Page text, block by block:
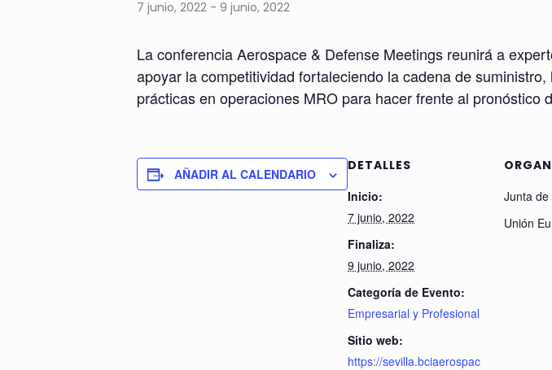
7 junio, 2022 - 9 junio, 2022
La conferencia Aerospace & Defense Meetings reunirá a
apoyar la competitividad fortaleciendo la cadena de
prácticas en operaciones MRO para hacer frente al pronóstico
AÑADIR AL CALENDARIO
DETALLES
Inicio:
7 junio, 2022
Finaliza:
9 junio, 2022
Categoría de Evento:
Empresarial y Profesional
Sitio web:
https://sevilla.bciaerospac
Junta
Unión